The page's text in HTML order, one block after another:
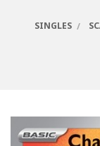
SINGLES